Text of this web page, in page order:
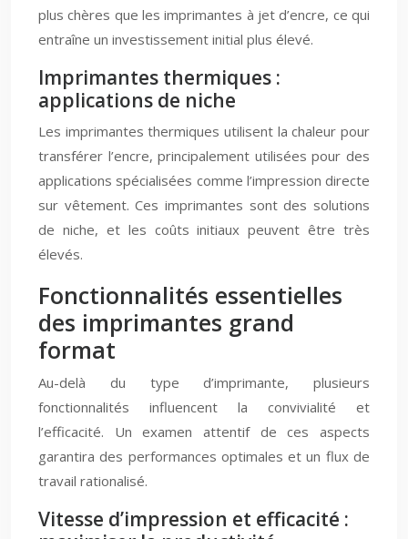
plus chères que les imprimantes à jet d’encre, ce qui
entraîne un investissement initial plus élevé.
Imprimantes thermiques :
applications de niche
Les imprimantes thermiques utilisent la chaleur pour
transférer l’encre, principalement utilisées pour des
applications spécialisées comme l’impression directe
sur vêtement. Ces imprimantes sont des solutions
de niche, et les coûts initiaux peuvent être très
élevés.
Fonctionnalités essentielles
des imprimantes grand
format
Au-delà du type d’imprimante, plusieurs
fonctionnalités influencent la convivialité et
l’efficacité. Un examen attentif de ces aspects
garantira des performances optimales et un flux de
travail rationalisé.
Vitesse d’impression et efficacité :